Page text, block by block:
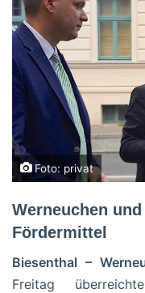
Foto: privat
Werneuchen
Fördermittel
Biesenthal –
Freitag